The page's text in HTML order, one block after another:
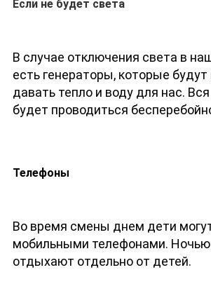
Если не будет света
В случае отключения света в
есть генераторы, которые
давать тепло и воду для нас.
будет проводиться
Телефоны
Во время смены днем дети
мобильными телефонами.
отдыхают отдельно от детей.